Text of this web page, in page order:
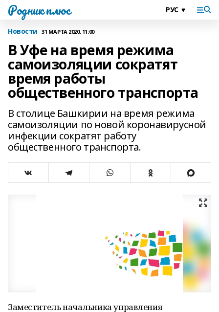
Родник плюс
Новости 31 МАРТА 2020, 11:00
В Уфе на время режима
самоизоляции сократят
время работы
общественного транспорта
В столице Башкирии на время режима
самоизоляции по новой коронавирусной
инфекции сократят работу
общественного транспорта.
Заместитель начальника управления